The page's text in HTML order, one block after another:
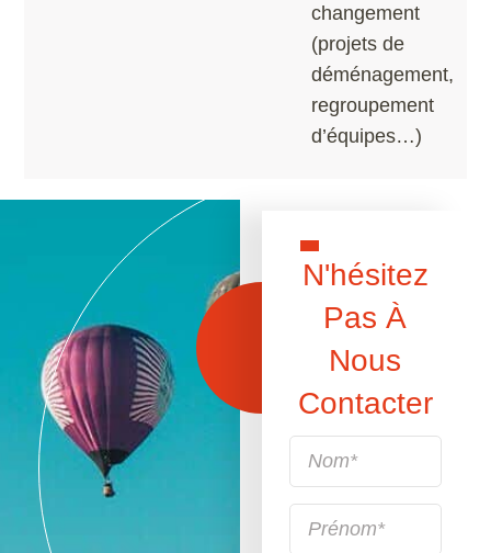
changement
(projets de
déménagement,
regroupement
d’équipes…)
N'hésitez
Pas À
Nous
Contacter